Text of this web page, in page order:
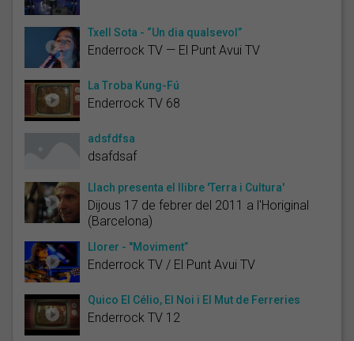
Txell Sota - “Un dia qualsevol”
Enderrock TV — El Punt Avui TV
La Troba Kung-Fú
Enderrock TV 68
adsfdfsa
dsafdsaf
Llach presenta el llibre 'Terra i Cultura'
Dijous 17 de febrer del 2011 a l'Horiginal
(Barcelona)
Llorer - "Moviment”
Enderrock TV / El Punt Avui TV
Quico El Célio, El Noi i El Mut de Ferreries
Enderrock TV 12